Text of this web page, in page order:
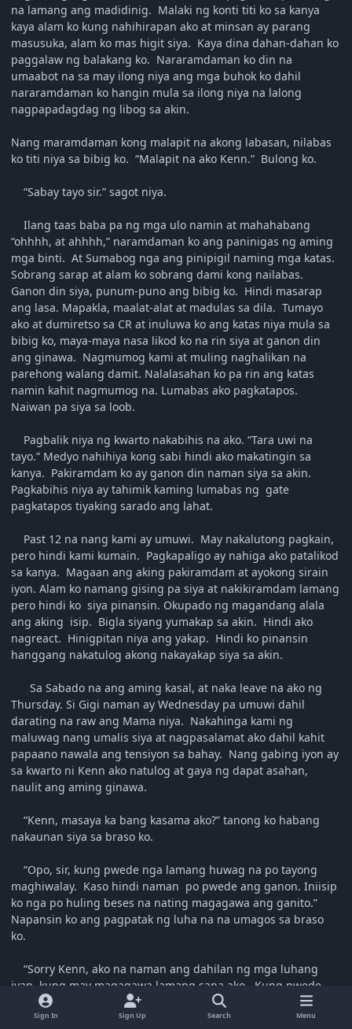
na lamang ang madidinig. Malaki ng konti titi ko sa kanya
kaya alam ko kung nahihirapan ako at minsan ay parang
masusuka, alam ko mas higit siya. Kaya dina dahan-dahan ko
paggalaw ng balakang ko. Nararamdaman ko din na
umaabot na sa may ilong niya ang mga buhok ko dahil
nararamdaman ko hangin mula sa ilong niya na lalong
nagpapadagdag ng libog sa akin.
Nang maramdaman kong malapit na akong labasan, nilabas
ko titi niya sa bibig ko. “Malapit na ako Kenn.” Bulong ko.
“Sabay tayo sir.” sagot niya.
Ilang taas baba pa ng mga ulo namin at mahahabang
“ohhhh, at ahhhh,” naramdaman ko ang paninigas ng aming
mga binti. At Sumabog nga ang pinipigil naming mga katas.
Sobrang sarap at alam ko sobrang dami kong nailabas.
Ganon din siya, punum-puno ang bibig ko. Hindi masarap
ang lasa. Mapakla, maalat-alat at madulas sa dila. Tumayo
ako at dumiretso sa CR at inuluwa ko ang katas niya mula sa
bibig ko, maya-maya nasa likod ko na rin siya at ganon din
ang ginawa. Nagmumog kami at muling naghalikan na
parehong walang damit. Nalalasahan ko pa rin ang katas
namin kahit nagmumog na. Lumabas ako pagkatapos.
Naiwan pa siya sa loob.
Pagbalik niya ng kwarto nakabihis na ako. “Tara uwi na
tayo.” Medyo nahihiya kong sabi hindi ako makatingin sa
kanya. Pakiramdam ko ay ganon din naman siya sa akin.
Pagkabihis niya ay tahimik kaming lumabas ng gate
pagkatapos tiyaking sarado ang lahat.
Past 12 na nang kami ay umuwi. May nakalutong pagkain,
pero hindi kami kumain. Pagkapaligo ay nahiga ako patalikod
sa kanya. Magaan ang aking pakiramdam at ayokong sirain
iyon. Alam ko namang gising pa siya at nakikiramdam lamang
pero hindi ko siya pinansin. Okupado ng magandang alala
ang aking isip. Bigla siyang yumakap sa akin. Hindi ako
nagreact. Hinigpitan niya ang yakap. Hindi ko pinansin
hanggang nakatulog akong nakayakap siya sa akin.
Sa Sabado na ang aming kasal, at naka leave na ako ng
Thursday. Si Gigi naman ay Wednesday pa umuwi dahil
darating na raw ang Mama niya. Nakahinga kami ng
maluwag nang umalis siya at nagpasalamat ako dahil kahit
papaano nawala ang tensiyon sa bahay. Nang gabing iyon ay
sa kwarto ni Kenn ako natulog at gaya ng dapat asahan,
naulit ang aming ginawa.
“Kenn, masaya ka bang kasama ako?” tanong ko habang
nakaunan siya sa braso ko.
“Opo, sir, kung pwede nga lamang huwag na po tayong
maghiwalay. Kaso hindi naman po pwede ang ganon. Iniisip
ko nga po huling beses na nating magagawa ang ganito.”
Napansin ko ang pagpatak ng luha na na umagos sa braso
ko.
“Sorry Kenn, ako na naman ang dahilan ng mga luhang
iyan, kung may magagawa lamang sana ako. Kung pwede
lamang sanang tumakas tayo sa isang lugar na walang may
kilala sa atin. Pero imposible naman yun e.”
Sign In Sign Up Search Menu